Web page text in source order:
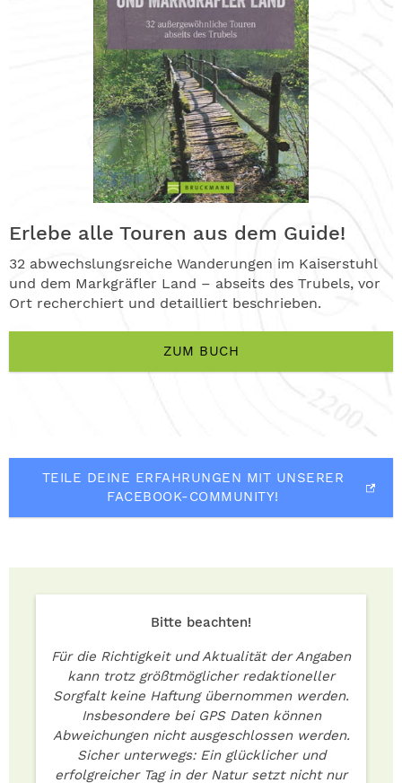
Erlebe alle Touren aus dem Guide!
32 abwechslungsreiche Wanderungen im Kaiserstuhl
und dem Markgräfler Land – abseits des Trubels, vor
Ort recherchiert und detailliert beschrieben.
ZUM BUCH
TEILE DEINE ERFAHRUNGEN MIT UNSERER
FACEBOOK-COMMUNITY!
Bitte beachten!
Für die Richtigkeit und Aktualität der Angaben
kann trotz größtmöglicher redaktioneller
Sorgfalt keine Haftung übernommen werden.
Insbesondere bei GPS Daten können
Abweichungen nicht ausgeschlossen werden.
Sicher unterwegs: Ein glücklicher und
erfolgreicher Tag in der Natur setzt nicht nur